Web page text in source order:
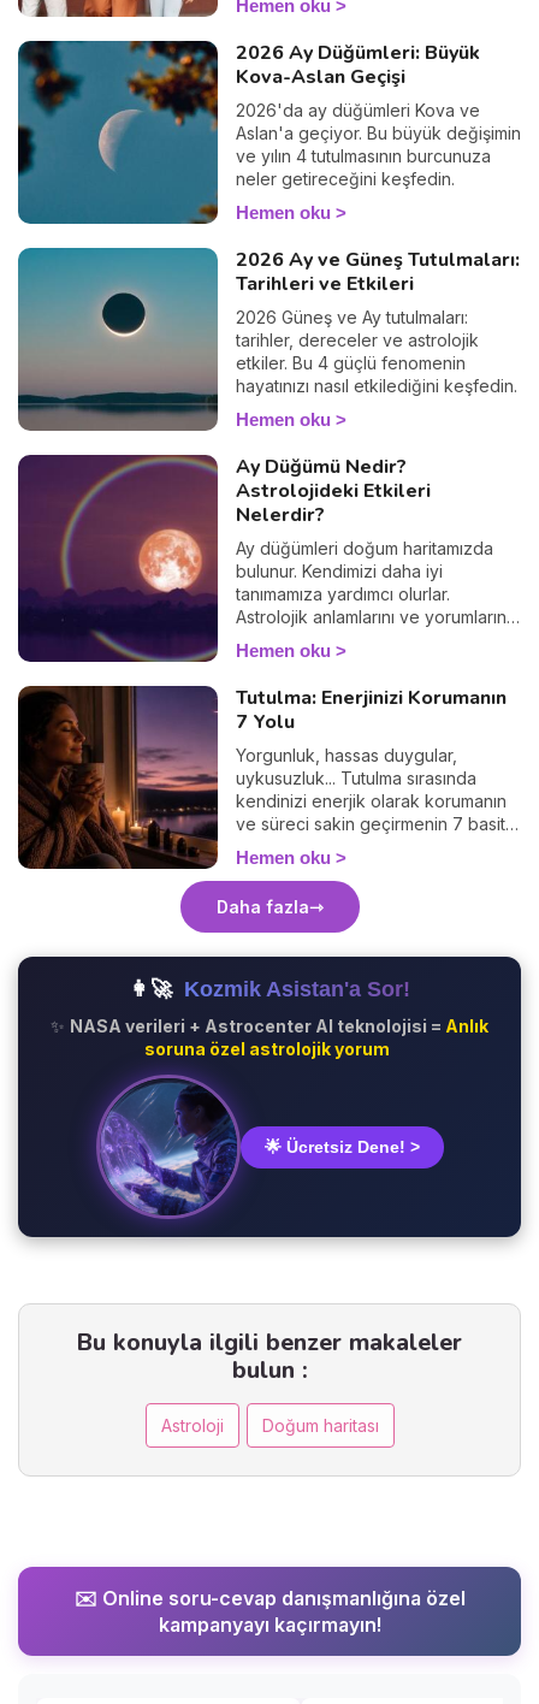
Hemen oku
2026 Ay Düğümleri: Büyük
Kova-Aslan Geçişi
2026'da ay düğümleri Kova ve
Aslan'a geçiyor. Bu büyük değişimin
ve yılın 4 tutulmasının burcunuza
neler getireceğini keşfedin.
Hemen oku
2026 Ay ve Güneş Tutulmaları:
Tarihleri ve Etkileri
2026 Güneş ve Ay tutulmaları:
tarihler, dereceler ve astrolojik
etkiler. Bu 4 güçlü fenomenin
hayatınızı nasıl etkilediğini keşfedin.
Hemen oku
Ay Düğümü Nedir?
Astrolojideki Etkileri
Nelerdir?
Ay düğümleri doğum haritamızda
bulunur. Kendimizi daha iyi
tanımamıza yardımcı olurlar.
Astrolojik anlamlarını ve yorumlarını
keşfedin.
Hemen oku
Tutulma: Enerjinizi Korumanın
7 Yolu
Yorgunluk, hassas duygular,
uykusuzluk... Tutulma sırasında
kendinizi enerjik olarak korumanın
ve süreci sakin geçirmenin 7 basit
yolunu keşfedin. 🛡️🌒
Hemen oku
Daha fazla
👩‍🚀 Kozmik Asistan'a Sor!
✨ NASA verileri + Astrocenter AI teknolojisi = Anlık
soruna özel astrolojik yorum
🌟 Ücretsiz Dene! >
Bu konuyla ilgili benzer makaleler
bulun :
Astroloji Doğum haritası
✉️ Online soru-cevap danışmanlığına özel
kampanyayı kaçırmayın!